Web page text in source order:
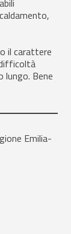
il carattere
lungo. Bene
Emilia-